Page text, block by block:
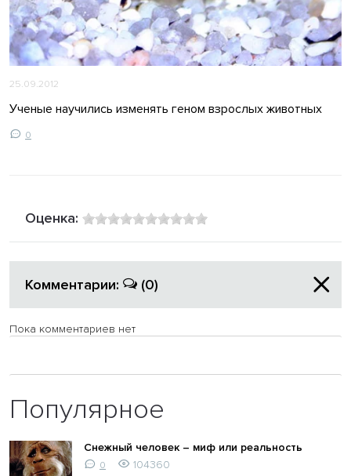
25.09.2012
Ученые научились изменять геном взрослых животных
0
Оценка:
Комментарии: (0)
Пока комментариев нет
Популярное
Снежный человек – миф или реальность
0 104360